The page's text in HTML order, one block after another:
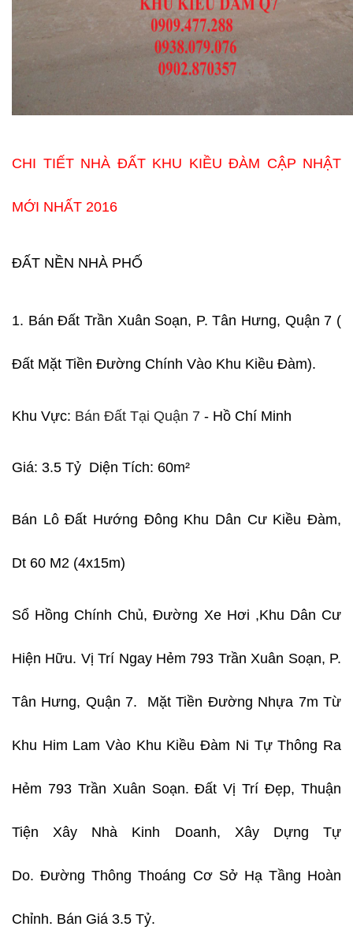
CHI TIẾT NHÀ ĐẤT KHU KIỀU ĐÀM CẬP NHẬT
MỚI NHẤT 2016
ĐẤT NỀN NHÀ PHỐ
1. Bán Đất Trần Xuân Soạn, P. Tân Hưng, Quận 7 (
Đất Mặt Tiền Đường Chính Vào Khu Kiều Đàm).
Khu Vực: Bán Đất Tại Quận 7 - Hồ Chí Minh
Giá: 3.5 Tỷ Diện Tích: 60m²
Bán Lô Đất Hướng Đông Khu Dân Cư Kiều Đàm,
Dt 60 M2 (4x15m)
Sổ Hồng Chính Chủ, Đường Xe Hơi ,khu Dân Cư
Hiện Hữu. Vị Trí Ngay Hẻm 793 Trần Xuân Soạn, P.
Tân Hưng, Quận 7. Mặt Tiền Đường Nhựa 7m Từ
Khu Him Lam Vào Khu Kiều Đàm Ni Tự Thông Ra
Hẻm 793 Trần Xuân Soạn. Đất Vị Trí Đẹp, Thuận
Tiện Xây Nhà Kinh Doanh, Xây Dựng Tự
Do.Đường Thông Thoáng Cơ Sở Hạ Tầng Hoàn
Chỉnh. Bán Giá 3.5 Tỷ.